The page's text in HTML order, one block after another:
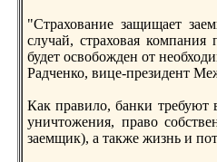
"Страхование защищает
случай, страховая
будет освобожден от
Радченко, вице-президент
Как правило, банки требуют
уничтожения, право
заемщик), а также жизнь и